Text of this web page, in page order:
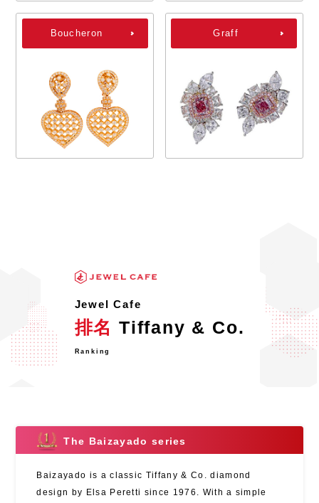
Boucheron Graff
Jewel Cafe
排名 Tiffany & Co.
Ranking
The Baizayado series
Baizayado is a classic Tiffany & Co. diamond
design by Elsa Peretti since 1976. With a simple